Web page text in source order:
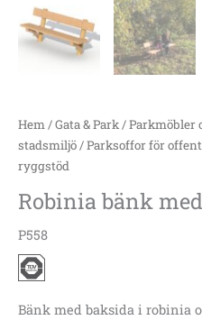
Hem/Gata & Park/Parkmöbler
stadsmiljö/Parksoffor för
ryggstöd
Robinia bänk
P558
Bänk med baksida i robinia